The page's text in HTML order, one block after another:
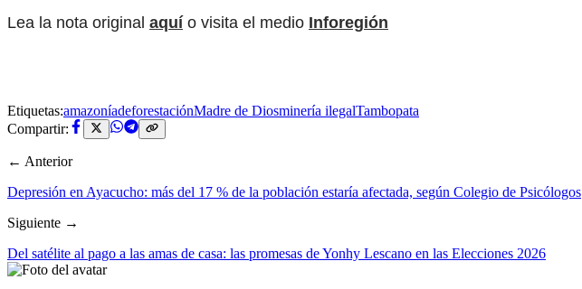
Lea la nota original aquí o visita el medio Inforegión
Etiquetas:amazoníadeforestaciónMadre de Diosminería ilegalTambopata
Compartir:
← Anterior
Depresión en Ayacucho: más del 17 % de la población estaría afectada, según Colegio de Psicólogos
Siguiente →
Del satélite al pago a las amas de casa: las promesas de Yonhy Lescano en las Elecciones 2026